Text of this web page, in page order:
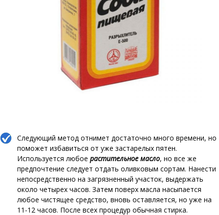
Следующий метод отнимет достаточно много времени, но
поможет избавиться от уже застарелых пятен.
Используется любое растительное масло, но все же
предпочтение следует отдать оливковым сортам. Нанести
непосредственно на загрязненный участок, выдержать
около четырех часов. Затем поверх масла насыпается
любое чистящее средство, вновь оставляется, но уже на
11-12 часов. После всех процедур обычная стирка.